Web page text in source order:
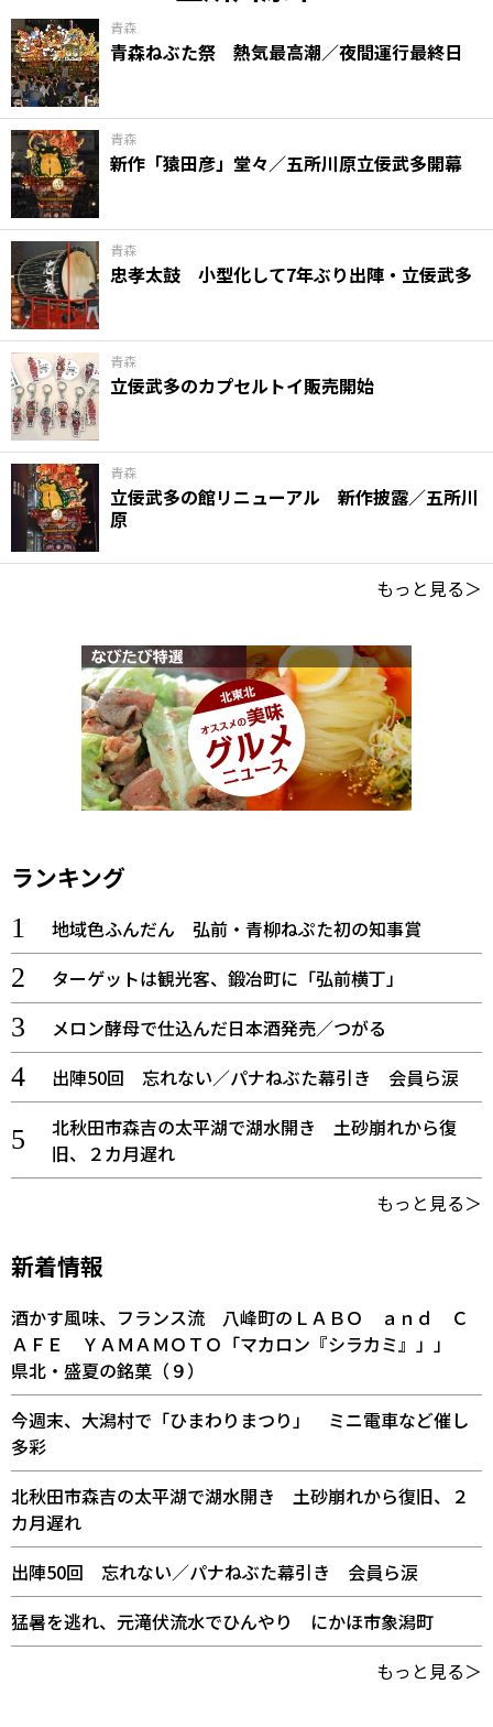
青森
青森ねぶた祭 熱気最高潮／夜間運行最終日
青森
新作「猿田彦」堂々／五所川原立佞武多開幕
青森
忠孝太鼓 小型化して7年ぶり出陣・立佞武多
青森
立佞武多のカプセルトイ販売開始
青森
立佞武多の館リニューアル 新作披露／五所川
原
もっと見る＞
ランキング
地域色ふんだん 弘前・青柳ねぷた初の知事賞
ターゲットは観光客、鍛冶町に「弘前横丁」
メロン酵母で仕込んだ日本酒発売／つがる
出陣50回 忘れない／パナねぶた幕引き 会員ら涙
北秋田市森吉の太平湖で湖水開き 土砂崩れから復
旧、２カ月遅れ
もっと見る＞
新着情報
酒かす風味、フランス流 八峰町のＬＡＢＯ ａｎｄ Ｃ
ＡＦＥ ＹＡＭＡＭＯＴＯ「マカロン『シラカミ』」」
県北・盛夏の銘菓（９）
今週末、大潟村で「ひまわりまつり」 ミニ電車など催し
多彩
北秋田市森吉の太平湖で湖水開き 土砂崩れから復旧、２
カ月遅れ
出陣50回 忘れない／パナねぶた幕引き 会員ら涙
猛暑を逃れ、元滝伏流水でひんやり にかほ市象潟町
もっと見る＞